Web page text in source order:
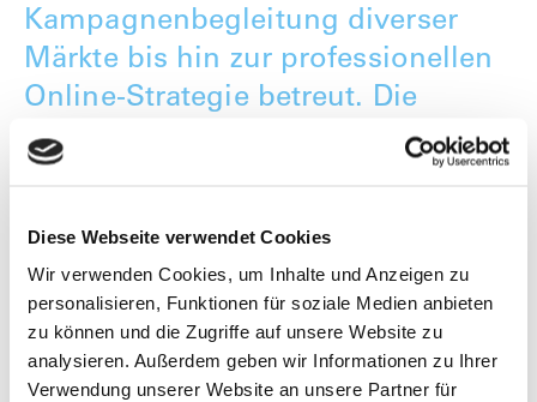
Diese Webseite verwendet Cookies
Wir verwenden Cookies, um Inhalte und Anzeigen zu
personalisieren, Funktionen für soziale Medien anbieten
zu können und die Zugriffe auf unsere Website zu
analysieren. Außerdem geben wir Informationen zu Ihrer
Verwendung unserer Website an unsere Partner für
Kampagnenbegleitung diverser
Märkte bis hin zur professionellen
Online-Strategie betreut. Die
Zusammenarbeit war stets von
Wertschätzung, Verlässlichkeit und
Viktoria Veider-Walser, Kitzbühel Tourismus
Interessiert? Dann kontaktieren Sie uns